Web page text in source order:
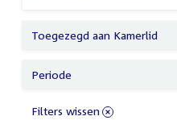
Toegezegd aan Kamerlid
Periode
Filters wissen